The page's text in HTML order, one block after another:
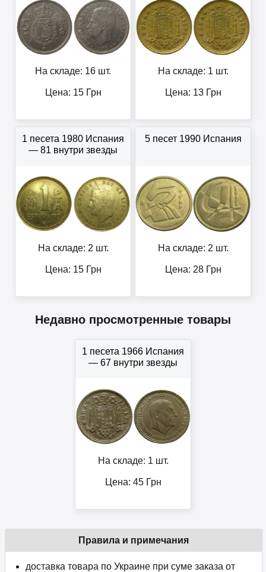
На складе: 16 шт.
Цена: 15Грн
На складе: 1 шт.
Цена: 13Грн
1 песета 1980 Испания
— 81 внутри звезды
На складе: 2 шт.
Цена: 15Грн
5 песет 1990 Испания
На складе: 2 шт.
Цена: 28Грн
Недавно просмотренные товары
1 песета 1966 Испания
— 67 внутри звезды
На складе: 1 шт.
Цена: 45Грн
Правила и примечания
доставка товара по Украине при суме заказа от